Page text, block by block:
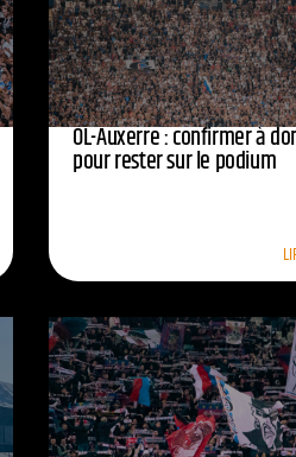
OL-Auxerre : confirmer à
pour rester sur le podium